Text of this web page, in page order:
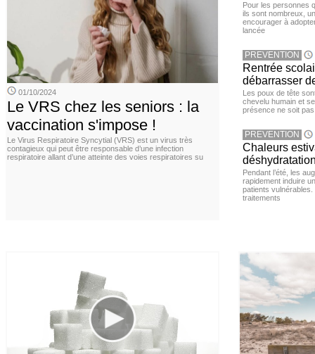
01/10/2024
Le VRS chez les seniors : la
vaccination s'impose !
Le Virus Respiratoire Syncytial (VRS) est un virus très
contagieux qui peut être responsable d’une infection
respiratoire allant d’une atteinte des voies respiratoires su
Pour les personnes
ils sont nombreux,
encourager à
lancée
PREVENTION
Rentrée
débarrasser
Les poux de tête
chevelu humain et
présence ne soit
PREVENTION
Chaleurs
Pendant l’été, les
rapidement induire
patients
traitements